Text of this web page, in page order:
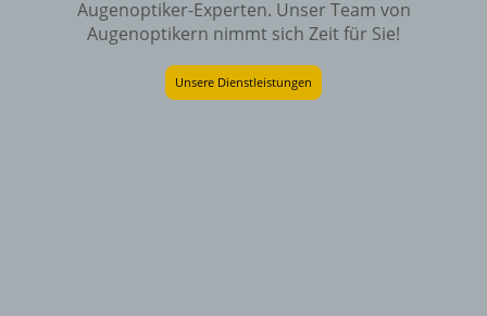
Augenoptiker-Experten. Unser Team von
Augenoptikern nimmt sich Zeit für Sie!
Unsere Dienstleistungen